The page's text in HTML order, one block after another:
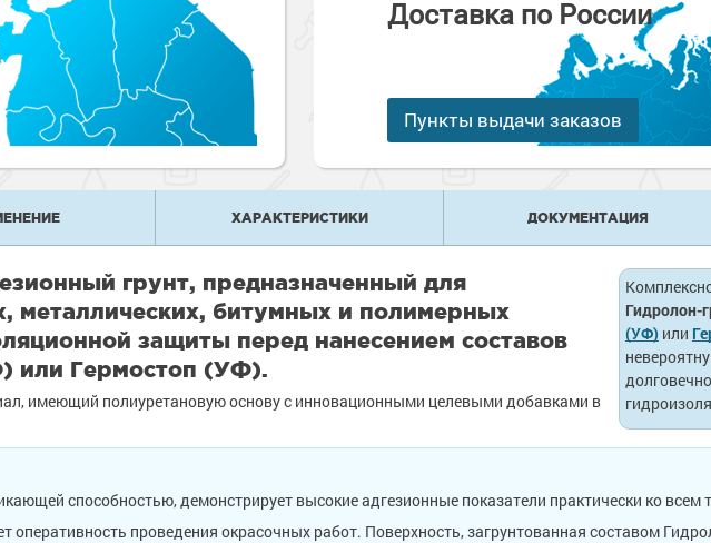
товары
оборудование
ремонтные
краски
товары
краски для
полов
краски для
краски для
Доставка по России
Пункты выдачи заказов
ХАРАКТЕРИСТИКИ ДОКУМЕНТАЦИЯ
Гидролон-
(УФ) или
грунт, предназначенный для
металлических, битумных и полимерных
защиты перед нанесением составов
или Гермостоп (УФ).
имеющий полиуретановую основу с инновационными целевыми добавками в
способностью, демонстрирует высокие адгезионные показатели практически ко всем
проведения окрасочных работ. Поверхность, загрунтованная составом